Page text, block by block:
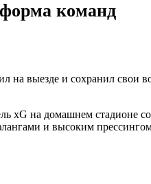
команд
на выезде и сохранил свои
xG на домашнем стадионе
и высоким